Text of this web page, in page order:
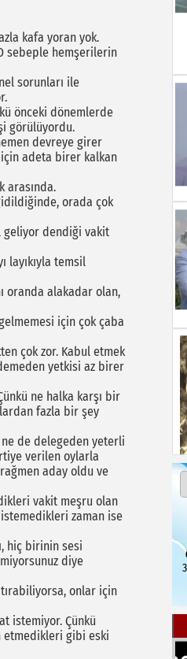
kafa yoran yok.
sebeple hemşerilerin
sorunları ile
önceki dönemlerde
görülüyordu.
devreye girer
için adeta birer kalkan
arasında.
orada çok
geliyor dendiği vakit
layıkıyla temsil
oranda alakadar olan,
için çok çaba
çok zor. Kabul etmek
yetkisi az birer
ne halka karşı bir
fazla bir şey
ne de delegeden yeterli
verilen oylarla
aday oldu ve
vakit meşru olan
zaman ise
hiç birinin sesi
diye
onlar için
istemiyor. Çünkü
etmedikleri gibi eski